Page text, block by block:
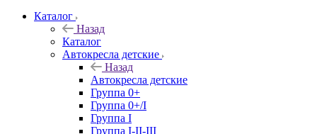
Каталог
Назад
Каталог
Автокресла детские
Назад
Автокресла детские
Группа 0+
Группа 0+/I
Группа I
Группа I-II-III